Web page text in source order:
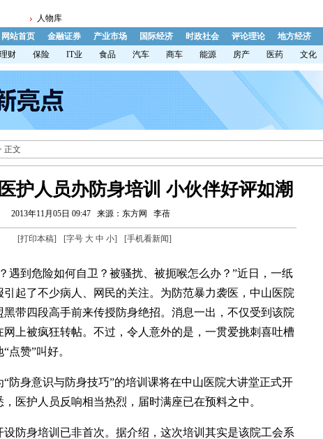
人物库
网站首页
金融证券 产业市场 国际经济 时政社会 评论理论 地方经济
理财 保险 IT业 食品 汽车 商车 能源 房产 医药 文化
正文
护人员办防身培训 小伙伴好评如潮
2013年11月05日 09:47 来源：东方网 李蓓
[打印本稿] [字号 大 中 小] [手机看新闻]
到危险如何自卫？被骚扰、被扼喉怎么办？”近日，一纸
起了不少病人、网民的关注。为防范暴力袭医，中山医院
带四段高手前来传授防身绝招。消息一出，不仅受到该院
网上被疯狂转帖。不过，令人意外的是，一贯爱挑刺喜吐槽
点赞”叫好。
身意识与防身技巧”的培训课将在中山医院大讲堂正式开
医护人员反响相当热烈，届时满座已在预料之中。
身培训已非首次。据介绍，这次培训其实是该院工会系